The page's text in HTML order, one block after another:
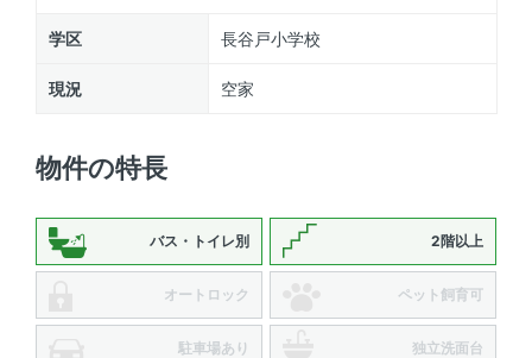
学区 長谷戸小学校
現況 空家
物件の特長
バス・トイレ別 2階以上
オートロック ペット飼育可
駐車場あり 独立洗面台